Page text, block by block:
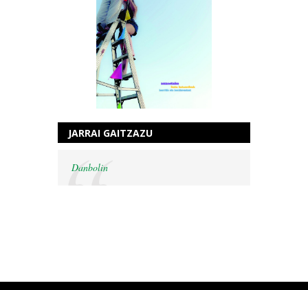
JARRAI GAITZAZU
Danbolin